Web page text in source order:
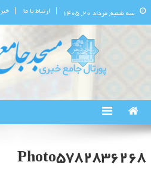
سه شنبه, مرداد ۲۰, ۱۴۰۵ ارتباط با ما
پورتال
Photo5782836268